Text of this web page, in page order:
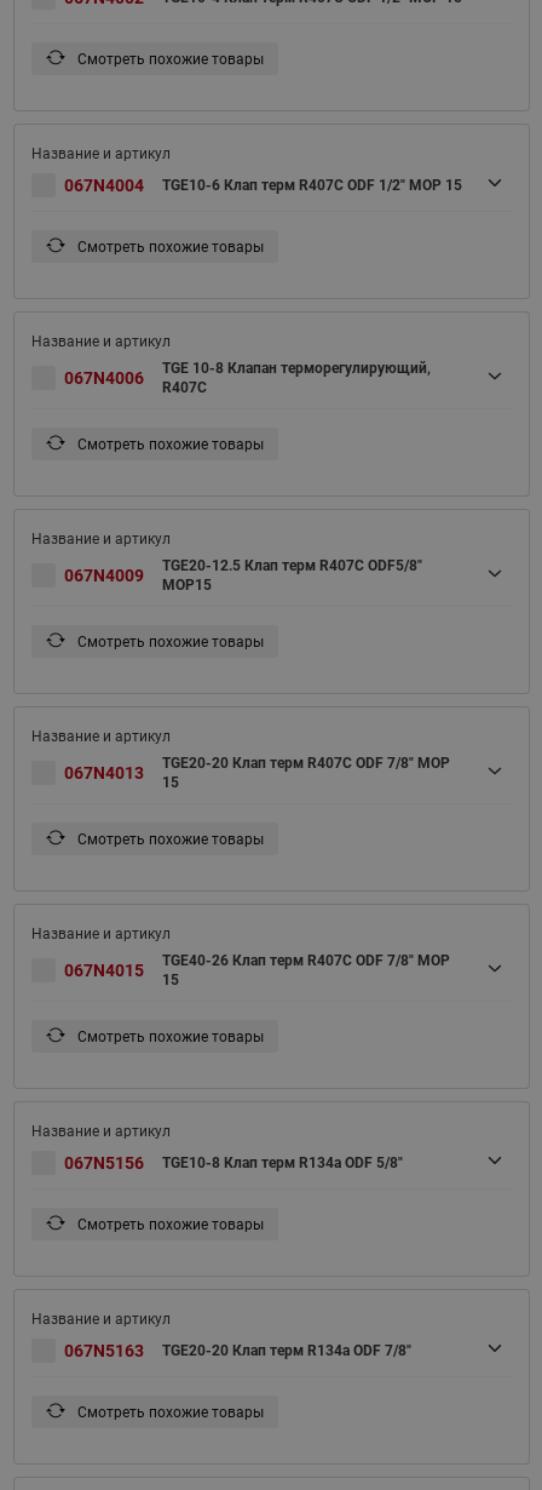
Смотреть похожие товары
067N4004 TGE10-6 Клап терм R407С ODF 1/2" MOP 15
Смотреть похожие товары
067N4006
TGE 10-8 Клапан терморегулирующий,
R407C
Смотреть похожие товары
067N4009
TGE20-12.5 Клап терм R407С ODF5/8"
MOP15
Смотреть похожие товары
067N4013
TGE20-20 Клап терм R407С ODF 7/8" MOP
15
Смотреть похожие товары
067N4015
TGE40-26 Клап терм R407С ODF 7/8" MOP
15
Смотреть похожие товары
067N5156 TGE10-8 Клап терм R134a ODF 5/8"
Смотреть похожие товары
067N5163 TGE20-20 Клап терм R134a ODF 7/8"
Смотреть похожие товары